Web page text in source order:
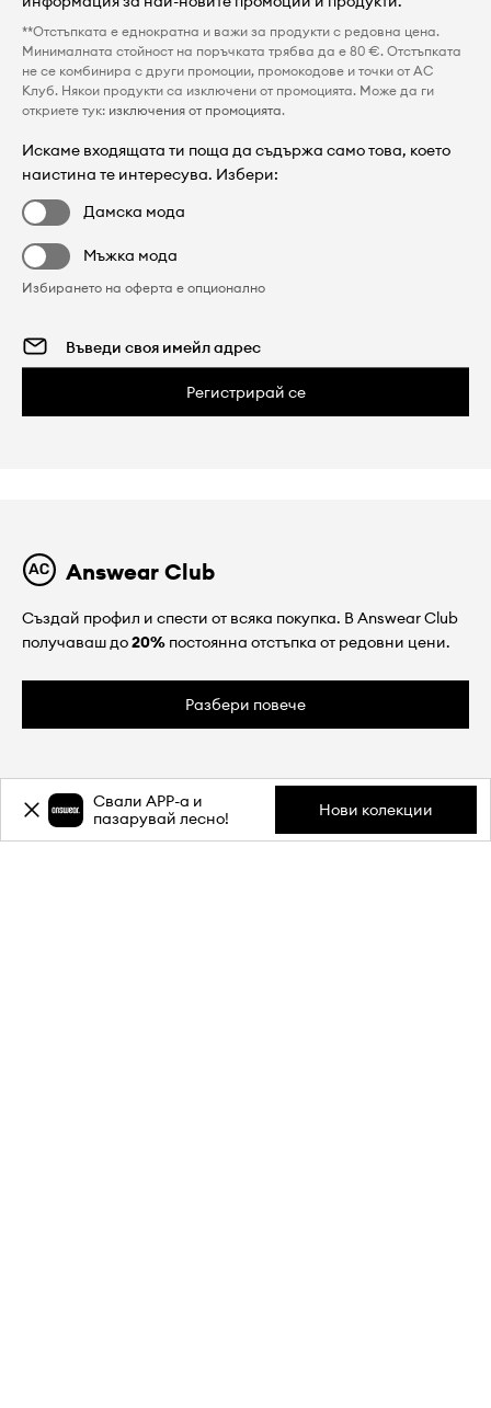
**Отстъпката е еднократна и важи за продукти с редовна цена.
Минималната стойност на поръчката трябва да е 80 €. Отстъпката
не се комбинира с други промоции, промокодове и точки от AC
Клуб. Някои продукти са изключени от промоцията. Може да ги
откриете тук: изключения от промоцията.
Искаме входящата ти поща да съдържа само това, което
наистина те интересува. Избери:
Дамска мода
Мъжка мода
Избирането на оферта е опционално
Регистрирай се
Answear Club
Създай профил и спести от всяка покупка. В Answear Club
получаваш до20% постоянна отстъпка от редовни цени.
Разбери повече
Свали APP-a и
пазарувай лесно!
Нови колекции